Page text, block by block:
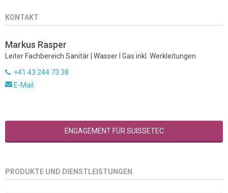
KONTAKT
Markus Rasper
Leiter Fachbereich Sanitär | Wasser I Gas inkl. Werkleitungen
+41 43 244 73 38
E-Mail
ENGAGEMENT FÜR SUISSETEC
PRODUKTE UND DIENSTLEISTUNGEN